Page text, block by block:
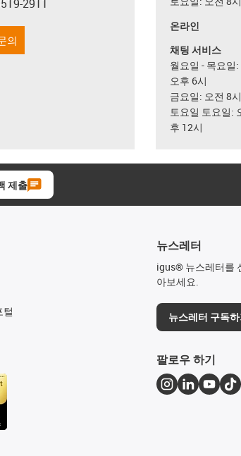
phone2911
의
온라인
채팅 서비스
월요일 - 목요일
오후 6시
금요일: 오전 8
토요일 토요일:
후 12시
제출
털
뉴스레터
igus® 뉴스레터를
아보세요.
뉴스레터 구독
팔로우 하기